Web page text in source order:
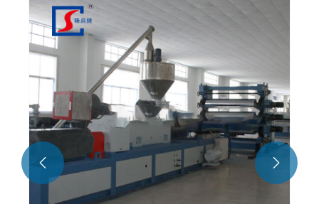
पीवीसी नालीदार शीट उत्पादन लाइन
और देखें >>
 